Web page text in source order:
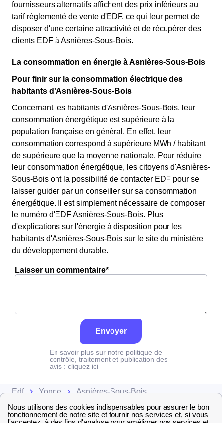
fournisseurs alternatifs affichent des prix inférieurs au
tarif réglementé de vente d'EDF, ce qui leur permet de
disposer d'une certaine attractivité et de récupérer des
clients EDF à Asnières-Sous-Bois.
La consommation en énergie à Asnières-Sous-Bois
Pour finir sur la consommation électrique des
habitants d'Asnières-Sous-Bois
Concernant les habitants d'Asnières-Sous-Bois, leur
consommation énergétique est supérieure à la
population française en général. En effet, leur
consommation correspond à supérieure MWh / habitant
de supérieure que la moyenne nationale. Pour réduire
leur consommation énergétique, les citoyens d'Asnières-
Sous-Bois ont la possibilité de contacter EDF pour se
laisser guider par un conseiller sur sa consommation
énergétique. Il est simplement nécessaire de composer
le numéro d'EDF Asnières-Sous-Bois. Plus
d'explications sur l'énergie à disposition pour les
habitants d'Asnières-Sous-Bois sur le site du ministère
du développement durable.
Laisser un commentaire*
Envoyer
En savoir plus sur notre politique de
contrôle, traitement et publication des
avis : cliquez ici
Edf Yonne Asnières-Sous-Bois